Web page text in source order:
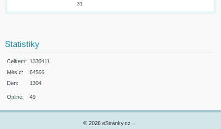
31
Statistiky
Online: 49
Celkem:
1330411
Měsíc:
64566
Den:
1304
© 2026 eStránky.cz